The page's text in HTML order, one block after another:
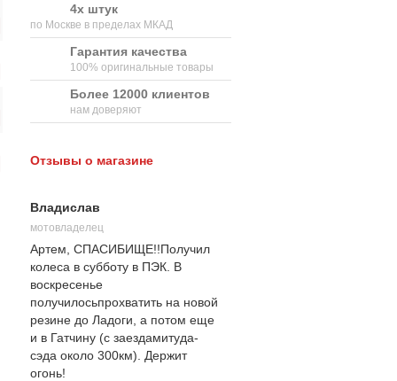
4х штук
по Москве в пределах МКАД
Гарантия качества
100% оригинальные товары
Более 12000 клиентов
нам доверяют
Отзывы о магазине
Владислав
мотовладелец
Артем, СПАСИБИЩЕ!!Получил
колеса в субботу в ПЭК. В
воскресенье
получилосьпрохватить на новой
резине до Ладоги, а потом еще
и в Гатчину (с заездамитуда-
сэда около 300км). Держит
огонь!